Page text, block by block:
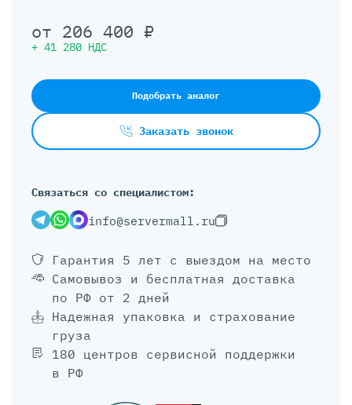
от 206 400 ₽
+ 41 280 НДС
Подобрать аналог
Заказать звонок
Связаться со специалистом:
info@servermall.ru
Гарантия 5 лет с выездом на место
Самовывоз и бесплатная доставка
по РФ от 2 дней
Надежная упаковка и страхование
груза
180 центров сервисной поддержки
в РФ